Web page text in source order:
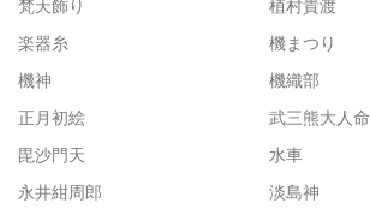
梵天飾り
植村貴渡
楽器糸
機まつり
機神
機織部
正月初絵
武三熊大人命
毘沙門天
水車
永井紺周郎
淡島神